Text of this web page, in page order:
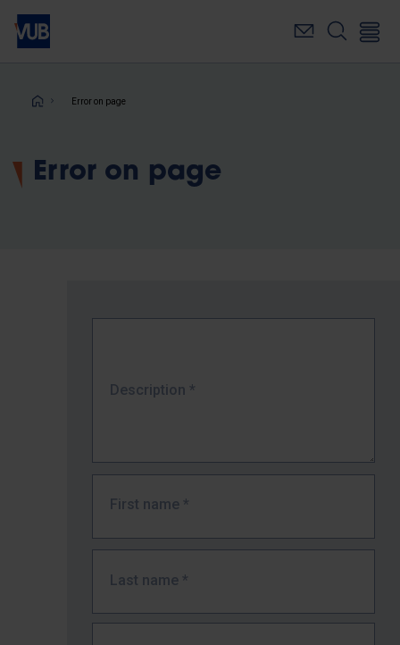
Skip
main
Breadcrumb
Error on page
Error on page
Description *
First name *
Last name *